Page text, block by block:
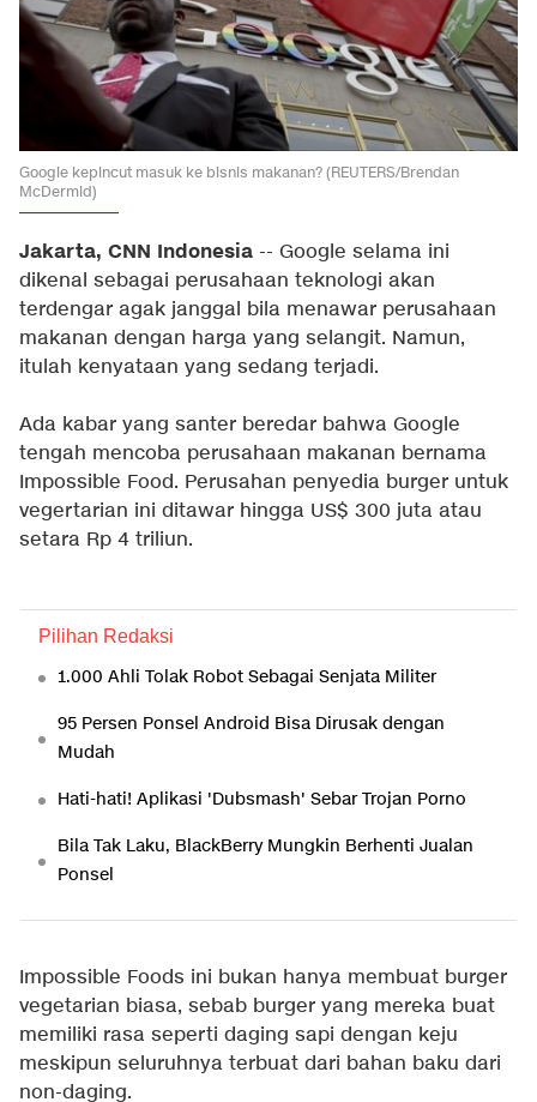
Google kepincut masuk ke bisnis makanan? (REUTERS/Brendan
McDermid)
Jakarta, CNN Indonesia -- Google selama ini
dikenal sebagai perusahaan teknologi akan
terdengar agak janggal bila menawar perusahaan
makanan dengan harga yang selangit. Namun,
itulah kenyataan yang sedang terjadi.
Ada kabar yang santer beredar bahwa Google
tengah mencoba perusahaan makanan bernama
Impossible Food. Perusahan penyedia burger untuk
vegertarian ini ditawar hingga US$ 300 juta atau
setara Rp 4 triliun.
Pilihan Redaksi
1.000 Ahli Tolak Robot Sebagai Senjata Militer
95 Persen Ponsel Android Bisa Dirusak dengan
Mudah
Hati-hati! Aplikasi 'Dubsmash' Sebar Trojan Porno
Bila Tak Laku, BlackBerry Mungkin Berhenti Jualan
Ponsel
Impossible Foods ini bukan hanya membuat burger
vegetarian biasa, sebab burger yang mereka buat
memiliki rasa seperti daging sapi dengan keju
meskipun seluruhnya terbuat dari bahan baku dari
non-daging.